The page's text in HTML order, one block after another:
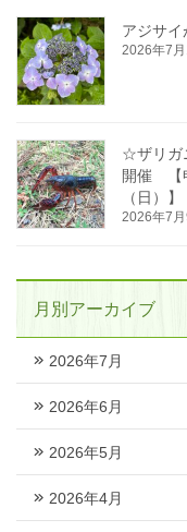
アジサイ
2026年7月
☆ザリガ
開催 【
（日）】
2026年7月
月別アーカイブ
2026年7月
2026年6月
2026年5月
2026年4月